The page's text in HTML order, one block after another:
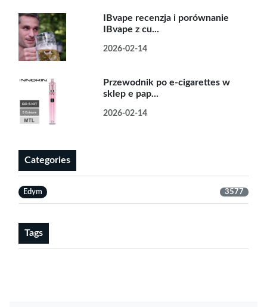
IBvape recenzja i porównanie
IBvape z cu...
2026-02-14
Przewodnik po e-cigarettes w
sklep e pap...
2026-02-14
Categories
Edym 3577
Tags